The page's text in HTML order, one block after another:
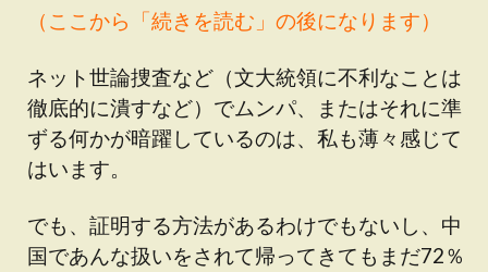
（ここから「続きを読む」の後になります）
ネット世論捜査など（文大統領に不利なことは
徹底的に潰すなど）でムンパ、またはそれに準
ずる何かが暗躍しているのは、私も薄々感じて
はいます。
でも、証明する方法があるわけでもないし、中
国であんな扱いをされて帰ってきてもまだ72％